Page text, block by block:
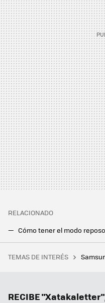
RELACIONADO
Cómo tener el modo
TEMAS DE INTERÉS
RECIBE "Xatakaletter",